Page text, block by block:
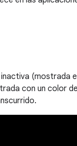
(mostrada
con un color